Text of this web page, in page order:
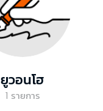
ยูวอนโฮ
1 รายการ